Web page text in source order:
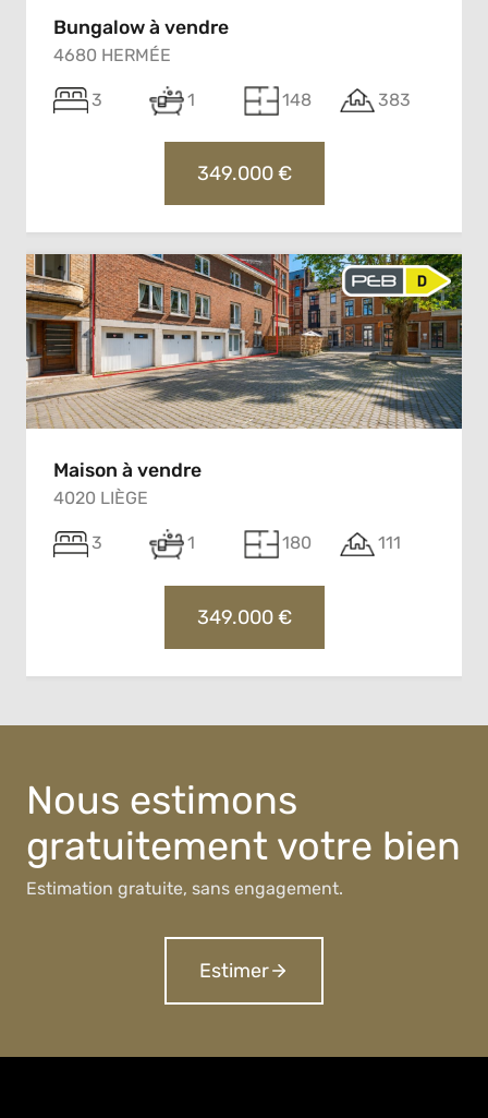
Bungalow à vendre
4680 HERMÉE
3 1 148 383
349.000 €
Maison à vendre
4020 LIÈGE
3 1 180 111
349.000 €
Nous estimons
gratuitement votre bien
Estimation gratuite, sans engagement.
Estimer